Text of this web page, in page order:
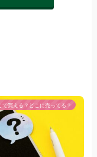
で買える？どこに売ってる？